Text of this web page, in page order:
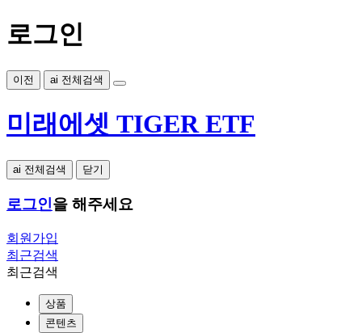
로그인
이전 ai 전체검색
미래에셋 TIGER ETF
ai 전체검색 닫기
로그인을 해주세요
회원가입
최근검색
최근검색
상품
콘텐츠